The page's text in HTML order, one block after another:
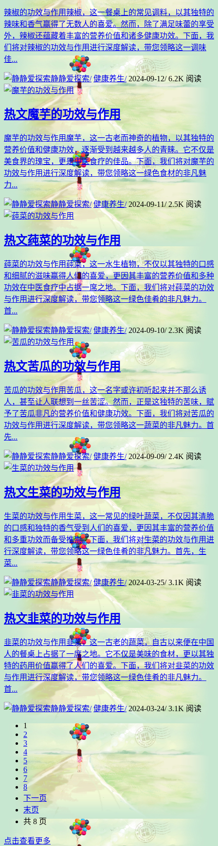
辣椒的功效与作用辣椒，这一餐桌上的常见调料，以其独特的
辣味和香气赢得了无数人的喜爱。然而，除了满足味蕾的享受
外，辣椒还蕴藏着丰富的营养价值和诸多健康功效。下面，我
们将对辣椒的功效与作用进行深度解读，带您领略这一调味
佳...
静静爱探索/ 健康养生/ 2024-09-12/ 6.2K 阅读
热文魔芋的功效与作用
魔芋的功效与作用魔芋，这一古老而神奇的植物，以其独特的
营养价值和健康功效，逐渐受到越来越多人的青睐。它不仅是
美食界的瑰宝，更是中医食疗的佳品。下面，我们将对魔芋的
功效与作用进行深度解读，带您领略这一绿色食材的非凡魅
力...
静静爱探索/ 健康养生/ 2024-09-11/ 2.5K 阅读
热文莼菜的功效与作用
莼菜的功效与作用莼菜，这一水生植物，不仅以其独特的口感
和细腻的滋味赢得人们的喜爱，更因其丰富的营养价值和多种
功效在中医食疗中占据一席之地。下面，我们将对莼菜的功效
与作用进行深度解读，带您领略这一绿色佳肴的非凡魅力。
首...
静静爱探索/ 健康养生/ 2024-09-10/ 2.3K 阅读
热文苦瓜的功效与作用
苦瓜的功效与作用苦瓜，这一名字或许初听起来并不那么诱
人，甚至让人联想到一丝苦涩。然而，正是这独特的苦味，赋
予了苦瓜非凡的营养价值和健康功效。下面，我们将对苦瓜的
功效与作用进行深度解读，带您领略这一蔬菜的非凡魅力。首
先...
静静爱探索/ 健康养生/ 2024-09-09/ 2.4K 阅读
热文生菜的功效与作用
生菜的功效与作用生菜，这一常见的绿叶蔬菜，不仅因其清脆
的口感和独特的香气受到人们的喜爱，更因其丰富的营养价值
和多重功效而备受推崇。下面，我们将对生菜的功效与作用进
行深度解读，带您领略这一绿色佳肴的非凡魅力。首先，生
菜...
静静爱探索/ 健康养生/ 2024-03-25/ 3.1K 阅读
热文韭菜的功效与作用
韭菜的功效与作用韭菜，这一古老的蔬菜，自古以来便在中国
人的餐桌上占据了一席之地。它不仅是美味的食材，更以其独
特的药用价值赢得了人们的喜爱。下面，我们将对韭菜的功效
与作用进行深度解读，带您领略这一绿色佳肴的非凡魅力。
首...
静静爱探索/ 健康养生/ 2024-03-24/ 3.1K 阅读
1
2
3
4
5
6
7
8
下一页
末页
共 8 页
点击查看更多